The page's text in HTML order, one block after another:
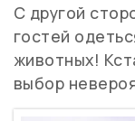
С другой
гостей
животных!
выбор